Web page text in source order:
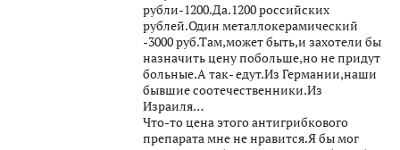
рубли-1200.Да.1200 российских
рублей.Один металлокерамический
-3000 руб.Там,может быть,и захотели бы
назначить цену побольше,но не придут
больные.А так- едут.Из Германии,наши
бывшие соотечественники.Из
Израиля…
Что-то цена этого антигрибкового
препарата мне не нравится.Я бы мог